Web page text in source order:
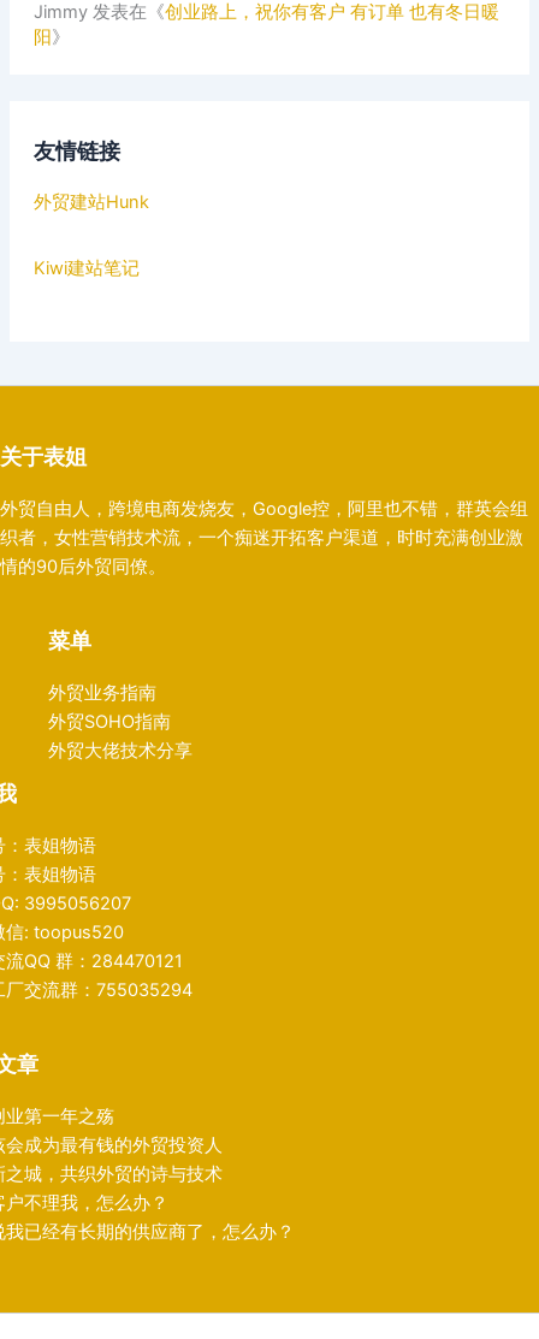
Jimmy发表在《创业路上，祝你有客户 有订单 也有冬日暖
阳》
友情链接
外贸建站Hunk
Kiwi建站笔记
关于表姐
外贸自由人，跨境电商发烧友，Google控，阿里也不错，群英会组
织者，女性营销技术流，一个痴迷开拓客户渠道，时时充满创业激
情的90后外贸同僚。
菜单
外贸业务指南
外贸SOHO指南
外贸大佬技术分享
：表姐物语
：表姐物语
3995056207
信: toopus520
流QQ 群：284470121
厂交流群：755035294
章
业第一年之殇
会成为最有钱的外贸投资人
之城，共织外贸的诗与技术
户不理我，怎么办？
我已经有长期的供应商了，怎么办？